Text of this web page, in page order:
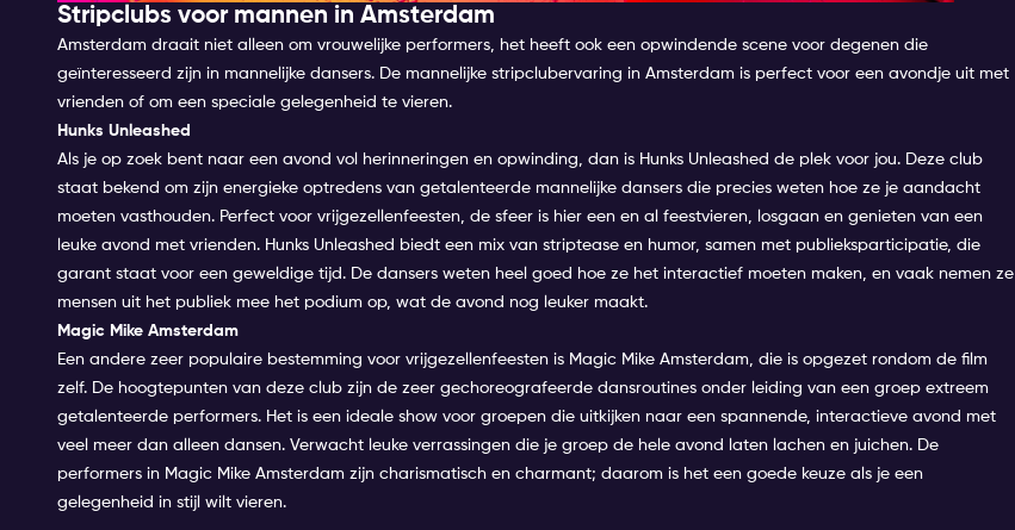
Stripclubs voor mannen in Amsterdam
Amsterdam draait niet alleen om vrouwelijke performers, het heeft ook een opwindende scene voor degenen die
geïnteresseerd zijn in mannelijke dansers. De mannelijke stripclubervaring in Amsterdam is perfect voor een avondje uit met
vrienden of om een speciale gelegenheid te vieren.
Hunks Unleashed
Als je op zoek bent naar een avond vol herinneringen en opwinding, dan is Hunks Unleashed de plek voor jou. Deze club
staat bekend om zijn energieke optredens van getalenteerde mannelijke dansers die precies weten hoe ze je aandacht
moeten vasthouden. Perfect voor vrijgezellenfeesten, de sfeer is hier een en al feestvieren, losgaan en genieten van een
leuke avond met vrienden. Hunks Unleashed biedt een mix van striptease en humor, samen met publieksparticipatie, die
garant staat voor een geweldige tijd. De dansers weten heel goed hoe ze het interactief moeten maken, en vaak nemen ze
mensen uit het publiek mee het podium op, wat de avond nog leuker maakt.
Magic Mike Amsterdam
Een andere zeer populaire bestemming voor vrijgezellenfeesten is Magic Mike Amsterdam, die is opgezet rondom de film
zelf. De hoogtepunten van deze club zijn de zeer gechoreografeerde dansroutines onder leiding van een groep extreem
getalenteerde performers. Het is een ideale show voor groepen die uitkijken naar een spannende, interactieve avond met
veel meer dan alleen dansen. Verwacht leuke verrassingen die je groep de hele avond laten lachen en juichen. De
performers in Magic Mike Amsterdam zijn charismatisch en charmant; daarom is het een goede keuze als je een
gelegenheid in stijl wilt vieren.